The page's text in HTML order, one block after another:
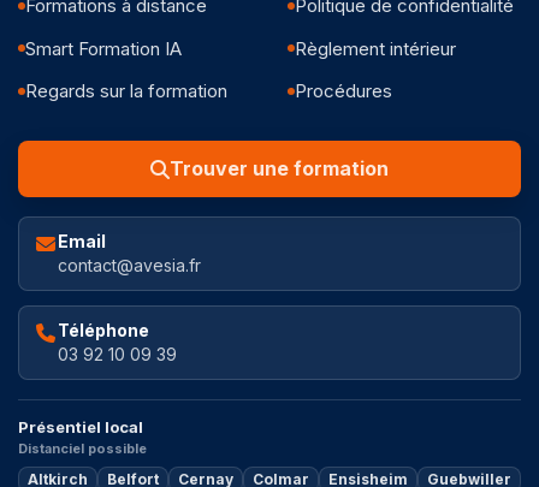
Formations à distance
Smart Formation IA
Regards sur la formation
Politique de confidentialité
Règlement intérieur
Procédures
Trouver une formation
Email
contact@avesia.fr
Téléphone
03 92 10 09 39
Présentiel local
Distanciel possible
Altkirch Belfort Cernay Colmar Ensisheim Guebwiller